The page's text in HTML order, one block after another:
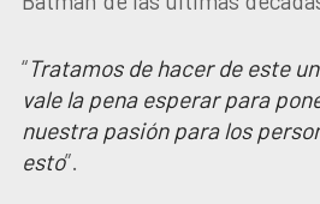
“Tratamos de hacer de este
vale la pena esperar para
nuestra pasión para los
esto”.